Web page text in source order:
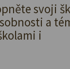
svoji
a
i